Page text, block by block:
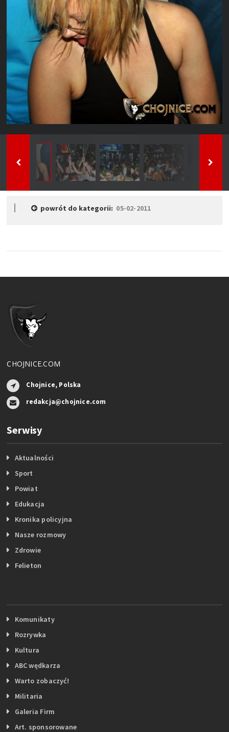
powrót do kategorii: 05-02-2011
CHOJNICE.COM
Chojnice, Polska
redakcja@chojnice.com
Serwisy
Aktualności
Sport
Powiat
Edukacja
Kronika policyjna
Nasze rozmowy
Zdrowie
Felieton
Komunikaty
Rozrywka
Kultura
ABC wędkarza
Warto zobaczyć!
Militaria
Galeria Firm
Art. sponsorowane